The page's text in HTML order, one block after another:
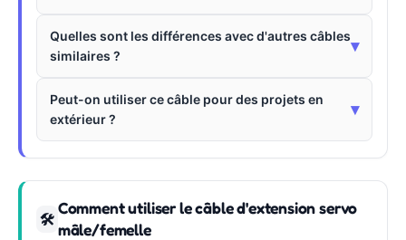
Quelles sont les différences avec d'autres câbles
similaires ?
▾
Peut-on utiliser ce câble pour des projets en
extérieur ?
▾
🛠
Comment utiliser le câble d'extension servo
mâle/femelle